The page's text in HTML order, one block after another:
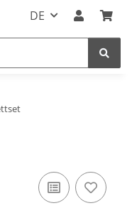
DE